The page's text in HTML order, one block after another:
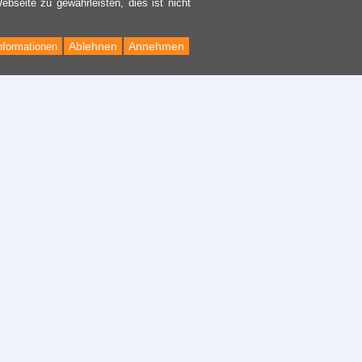
zu gewährleisten, dies ist nicht
Annehmen
Ablehnen